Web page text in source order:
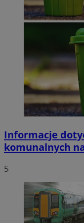
Informacje
komunalnych
5